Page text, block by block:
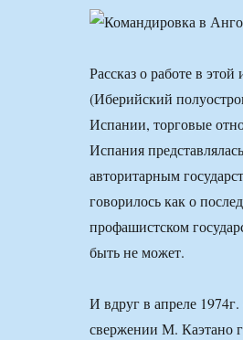
Рассказ о работе в
(Иберийский
Испании, торговые
Испания
авторитарным
говорилось как о
профашистском
быть не может.
И вдруг в апреле
свержении М. Каэтано